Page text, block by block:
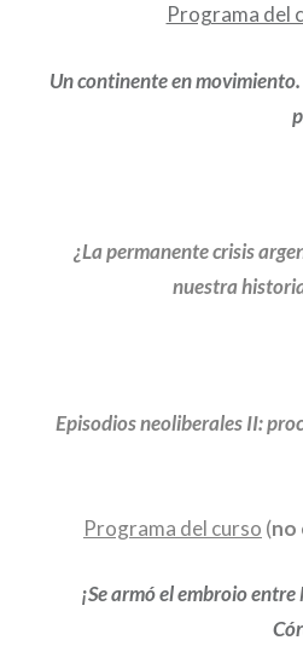
Programa del
Un continente en
¿La permanente crisis
nuestra
Episodios neoliberales II:
Programa del curso (no
¡Se armó el embroio